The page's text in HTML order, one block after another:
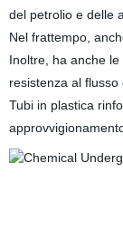
del petrolio e delle
Nel frattempo,
Inoltre, ha anche
resistenza al
Tubi in plastica